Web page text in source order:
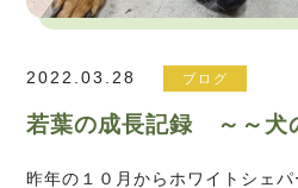
2022.03.28 ブログ
若葉の成長記録 ～～犬
昨年の１０月からホワイトシェ